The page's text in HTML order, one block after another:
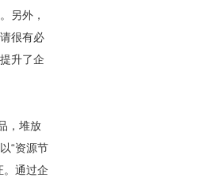
另外，
很有必
升了企
，堆放
“资源节
。通过企